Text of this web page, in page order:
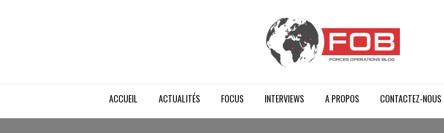
ACCUEIL ACTUALITÉS FOCUS INTERVIEWS A PROPOS CONTACTEZ-NOUS